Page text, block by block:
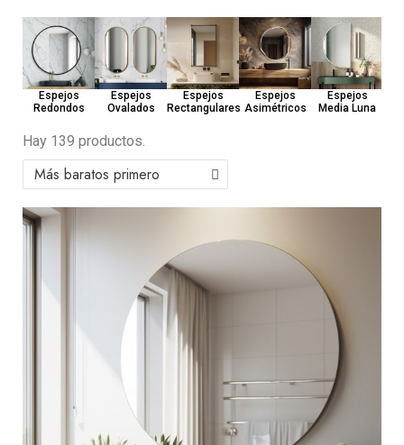
Espejos
Redondos
Espejos
Ovalados
Espejos
Rectangulares
Espejos
Asimétricos
Espejos
Media Luna
Hay 139 productos.